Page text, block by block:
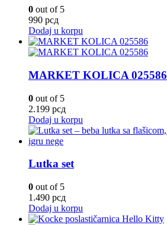
0 out of 5
990 рсд
Dodaj u korpu
MARKET KOLICA 025586
0 out of 5
2.199 рсд
Dodaj u korpu
Lutka set
0 out of 5
1.490 рсд
Dodaj u korpu